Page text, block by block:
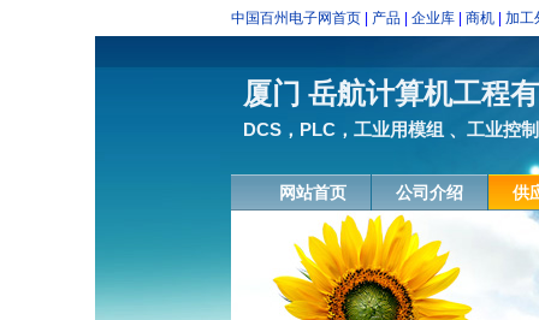
中国百州电子网首页 产品 企业库 商机 加工
厦门 岳航计算机工程
DCS，PLC，工业用模组 、工业控
网站首页 公司介绍 供